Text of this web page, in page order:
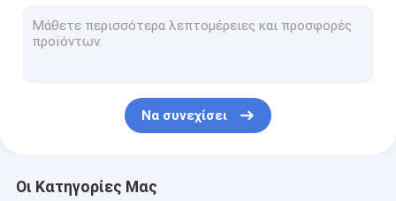
Εργαστηριακοί απορροφητές θερμότητας CNC
Κατοικία ρίψεων κύβων αλουμινίου
Να συνεχίσει
Οι Κατηγορίες Μας